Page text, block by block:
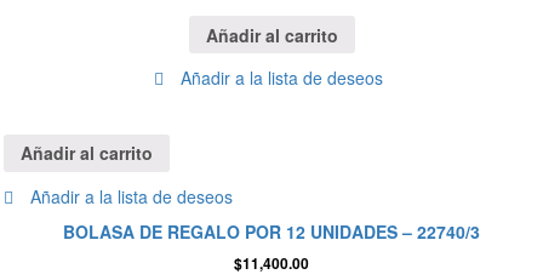
Añadir al carrito
Añadir a la lista de deseos
Añadir al carrito
Añadir a la lista de deseos
BOLASA DE REGALO POR 12 UNIDADES – 22740/3
$11,400.00